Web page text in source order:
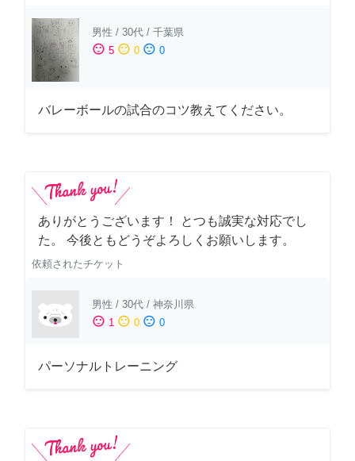
男性 / 30代 / 千葉県
sentiment_satisfied 5 sentiment_neutral 0 sentiment_dissatisfied 0
バレーボールの試合のコツ教えてください。
ありがとうございます！ とつも誠実な対応でし
た。 今後ともどうぞよろしくお願いします。
依頼されたチケット
男性 / 30代 / 神奈川県
sentiment_satisfied 1 sentiment_neutral 0 sentiment_dissatisfied 0
パーソナルトレーニング